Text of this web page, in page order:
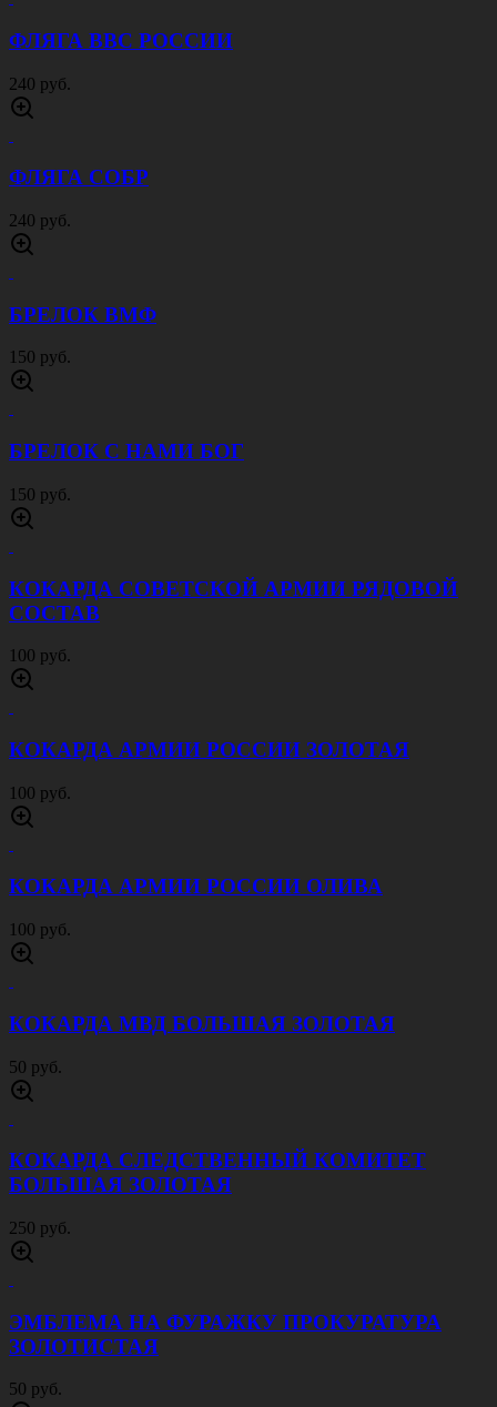
ФЛЯГА ВВС РОССИИ
240 руб.
ФЛЯГА СОБР
240 руб.
БРЕЛОК ВМФ
150 руб.
БРЕЛОК С НАМИ БОГ
150 руб.
КОКАРДА СОВЕТСКОЙ АРМИИ РЯДОВОЙ
СОСТАВ
100 руб.
КОКАРДА АРМИИ РОССИИ ЗОЛОТАЯ
100 руб.
КОКАРДА АРМИИ РОССИИ ОЛИВА
100 руб.
КОКАРДА МВД БОЛЬШАЯ ЗОЛОТАЯ
50 руб.
КОКАРДА СЛЕДСТВЕННЫЙ КОМИТЕТ
БОЛЬШАЯ ЗОЛОТАЯ
250 руб.
ЭМБЛЕМА НА ФУРАЖКУ ПРОКУРАТУРА
ЗОЛОТИСТАЯ
50 руб.